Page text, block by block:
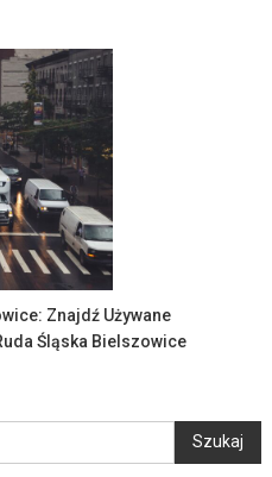
Znajdź Używane
Śląska Bielszowice
Szukaj